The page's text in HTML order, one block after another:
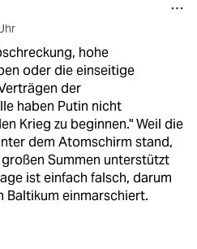
hohe
oder die einseitige
der
haben Putin nicht
Krieg zu beginnen." Weil die
dem Atomschirm stand,
Summen unterstützt
ist einfach falsch, darum
Baltikum einmarschiert.